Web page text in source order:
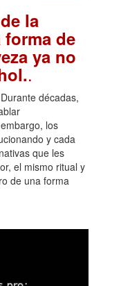
la
forma de
ya no
.
décadas,
los
y cada
que les
el mismo ritual y
de una forma